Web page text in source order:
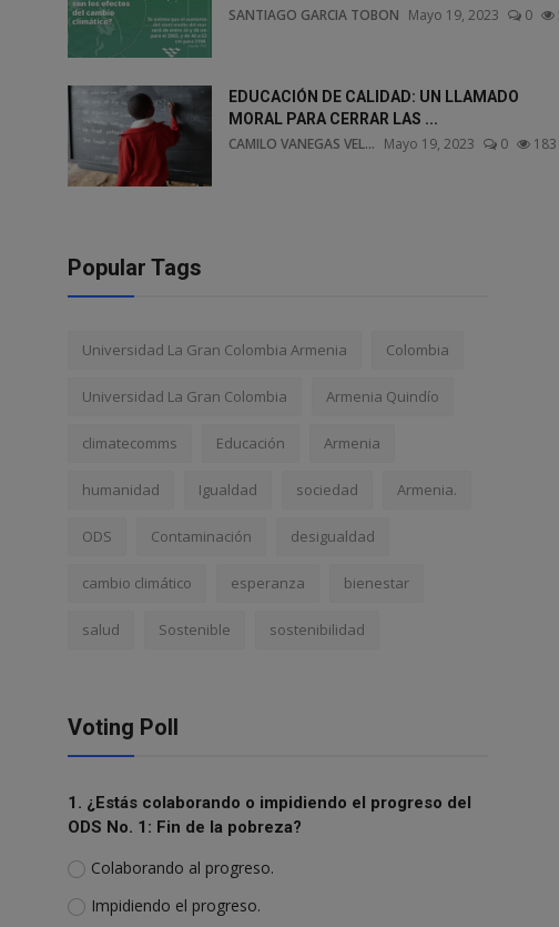
SANTIAGO GARCIA TOBON Mayo 19, 2023 0
EDUCACIÓN DE CALIDAD: UN LLAMADO
MORAL PARA CERRAR LAS ...
CAMILO VANEGAS VEL... Mayo 19, 2023 0 183
Popular Tags
Universidad La Gran Colombia Armenia Colombia
Universidad La Gran Colombia Armenia Quindío
climatecomms Educación Armenia
humanidad Igualdad sociedad Armenia.
ODS Contaminación desigualdad
cambio climático esperanza bienestar
salud Sostenible sostenibilidad
Voting Poll
1. ¿Estás colaborando o impidiendo el progreso del
ODS No. 1: Fin de la pobreza?
Colaborando al progreso.
Impidiendo el progreso.